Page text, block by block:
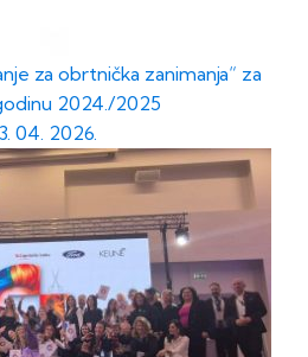
za obrtnička zanimanja“ za
2024./2025
04. 2026.